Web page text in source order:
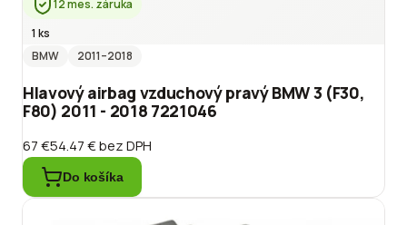
12 mes. záruka
1 ks
BMW
2011–2018
Hlavový airbag vzduchový pravý BMW 3 (F30,
F80) 2011 - 2018 7221046
67 €54.47 €bez DPH
Do košíka